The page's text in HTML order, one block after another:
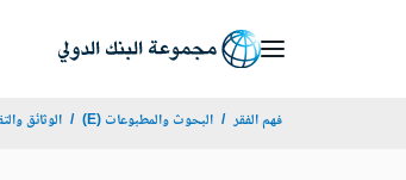
فهم الفقر البحوث والمطبوعات (E) الوثائق